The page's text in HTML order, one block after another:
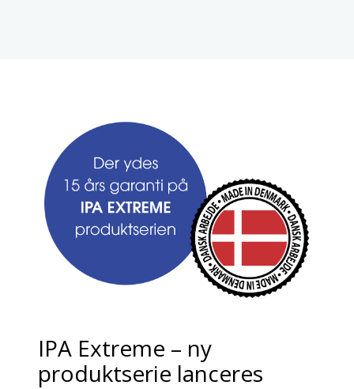
IPA Extreme – ny
produktserie lanceres